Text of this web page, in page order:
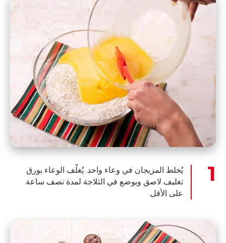
يُخلط المزيجان في وعاء واحد. يُغلّف الوعاء بورق
تغليف لاصق ويوضع في الثلاجة لمدة نصف ساعة
على الأقل.